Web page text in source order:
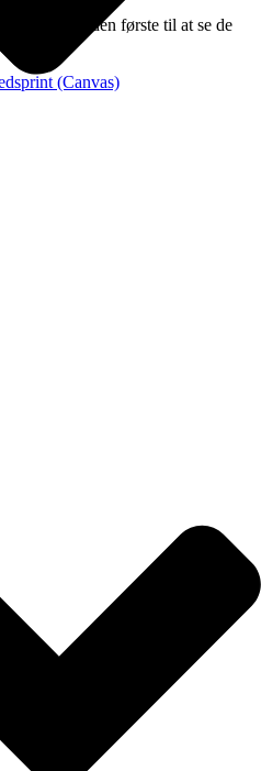
for at være den første til at se de